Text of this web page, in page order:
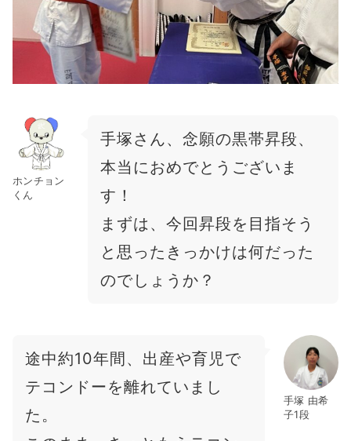
ホンチョン
くん
手塚さん、念願の黒帯昇段、
本当におめでとうございま
す！
まずは、今回昇段を目指そう
と思ったきっかけは何だった
のでしょうか？
手塚 由希
子1段
途中約10年間、出産や育児で
テコンドーを離れていまし
た。